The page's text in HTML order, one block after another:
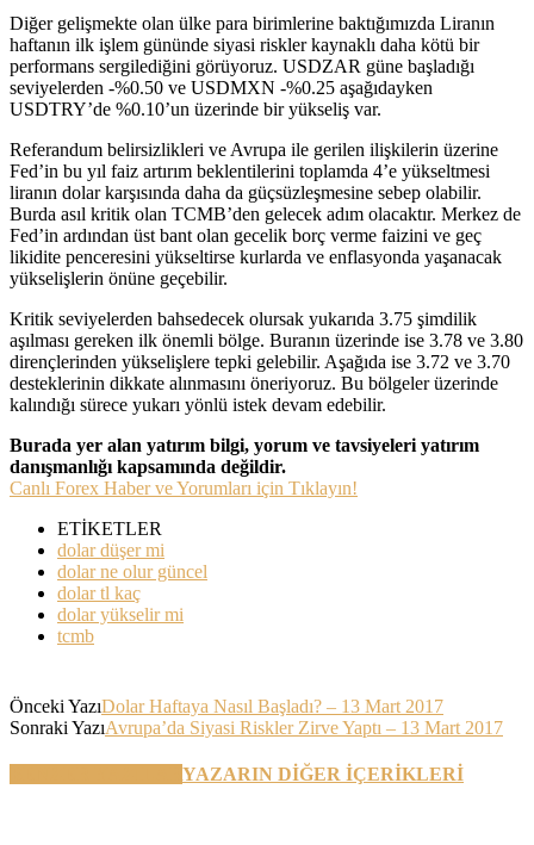
Diğer gelişmekte olan ülke para birimlerine baktığımızda Liranın
haftanın ilk işlem gününde siyasi riskler kaynaklı daha kötü bir
performans sergilediğini görüyoruz. USDZAR güne başladığı
seviyelerden -%0.50 ve USDMXN -%0.25 aşağıdayken
USDTRY’de %0.10’un üzerinde bir yükseliş var.
Referandum belirsizlikleri ve Avrupa ile gerilen ilişkilerin üzerine
Fed’in bu yıl faiz artırım beklentilerini toplamda 4’e yükseltmesi
liranın dolar karşısında daha da güçsüzleşmesine sebep olabilir.
Burda asıl kritik olan TCMB’den gelecek adım olacaktır. Merkez de
Fed’in ardından üst bant olan gecelik borç verme faizini ve geç
likidite penceresini yükseltirse kurlarda ve enflasyonda yaşanacak
yükselişlerin önüne geçebilir.
Kritik seviyelerden bahsedecek olursak yukarıda 3.75 şimdilik
aşılması gereken ilk önemli bölge. Buranın üzerinde ise 3.78 ve 3.80
dirençlerinden yükselişlere tepki gelebilir. Aşağıda ise 3.72 ve 3.70
desteklerinin dikkate alınmasını öneriyoruz. Bu bölgeler üzerinde
kalındığı sürece yukarı yönlü istek devam edebilir.
Burada yer alan yatırım bilgi, yorum ve tavsiyeleri yatırım
danışmanlığı kapsamında değildir.
Canlı Forex Haber ve Yorumları için Tıklayın!
ETİKETLER
dolar düşer mi
dolar ne olur güncel
dolar tl kaç
dolar yükselir mi
tcmb
Önceki YazıDolar Haftaya Nasıl Başladı? – 13 Mart 2017
Sonraki YazıAvrupa’da Siyasi Riskler Zirve Yaptı – 13 Mart 2017
YAZARIN DİĞER İÇERİKLERİ